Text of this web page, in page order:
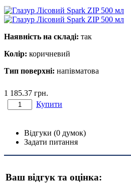
Наявність на складі: так
Колір: коричневий
Тип поверхні: напівматова
1 185.37 грн.
Купити
Відгуки (0 думок)
Задати питання
Ваш відгук та оцінка: